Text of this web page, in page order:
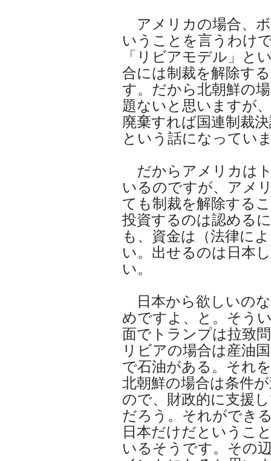
アメリカの場合、
いうことを言うわけ
「リビアモデル」と
合には制裁を解除す
す。だから北朝鮮の
題ないと思いますが
廃棄すれば国連制裁
という話になってい
だからアメリカは
いるのですが、アメ
ても制裁を解除する
投資するのは認める
も、資金は（法律に
い。出せるのは日本
い。
日本から欲しいの
めですよ、と。そう
面でトランプは拉致
リビアの場合は産油
で石油がある。それ
北朝鮮の場合は条件
ので、財政的に支援
だろう。それができ
日本だけだというこ
いるそうです。その